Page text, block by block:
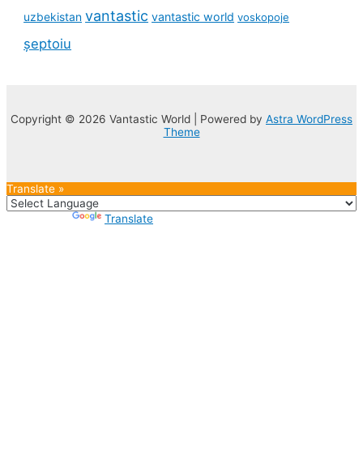
uzbekistan vantastic vantastic world voskopoje
șeptoiu
Copyright © 2026 Vantastic World | Powered by Astra WordPress
Theme
Translate »
Translate